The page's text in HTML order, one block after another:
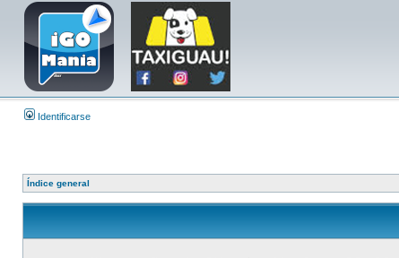
Identificarse
Índice general